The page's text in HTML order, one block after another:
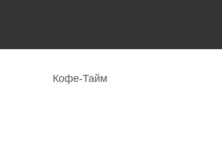
Кофе-Тайм